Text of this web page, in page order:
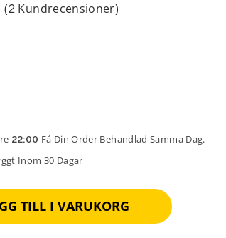
(2 Kundrecensioner)
22:00 Få Din Order Behandlad Samma Dag.
Inom 30 Dagar
TILL I VARUKORG